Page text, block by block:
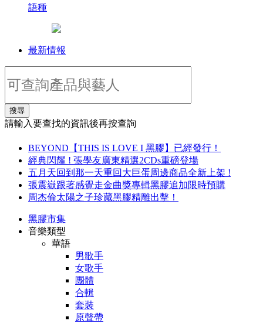
語種
最新情報
搜尋
請輸入要查找的資訊後再按查詢
BEYOND【THIS IS LOVE I 黑膠】已經發行！
經典閃耀 ! 張學友廣東精選2CDs重磅登場
五月天回到那一天重回大巨蛋周邊商品全新上架 !
張震嶽跟著感覺走金曲獎專輯黑膠追加限時預購
周杰倫太陽之子珍藏黑膠精雕出擊！
黑膠市集
音樂類型
華語
男歌手
女歌手
團體
合輯
套裝
原聲帶